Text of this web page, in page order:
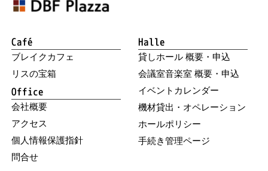
Café
ブレイクカフェ
リスの宝箱
Office
会社概要
アクセス
個人情報保護指針
問合せ
Halle
貸しホール 概要・申込
会議室音楽室 概要・申込
イベントカレンダー
機材貸出・オペレーション
ホールポリシー
手続き管理ページ